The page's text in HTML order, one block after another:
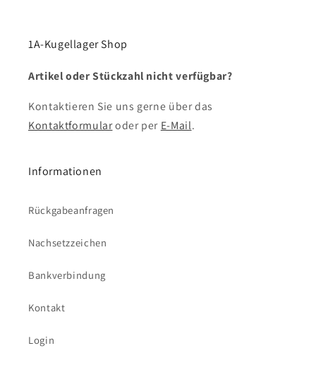
1A-Kugellager Shop
Artikel oder Stückzahl nicht verfügbar?
Kontaktieren Sie uns gerne über das
Kontaktformularoder per E-Mail.
Informationen
Rückgabeanfragen
Nachsetzzeichen
Bankverbindung
Kontakt
Login